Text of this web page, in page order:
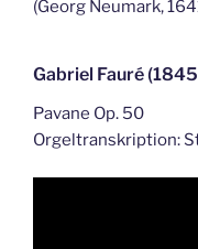
(Georg Neumark,
Gabriel Fauré
Pavane Op. 50
Orgeltranskription: